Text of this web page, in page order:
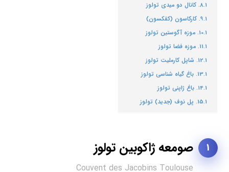
کانال دو میدی تولوز
کارکاسون (کقکسون)
موزه آگوستین تولوز
موزه فضا تولوز
شاپل کارملیت تولوز
باغ گیاه شناسی تولوز
باغ ژاپنی تولوز
پل نوف (جدید) تولوز
1 صومعه ژاکوبین تولوز
Couvent des Jacobins Toulouse